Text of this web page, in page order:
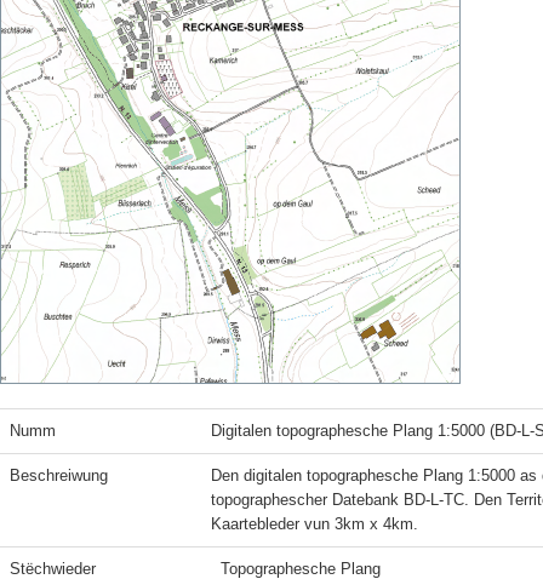
Numm Digitalen topographesche Plang 1:5000 (BD-L-
Beschreiwung
Den digitalen topographesche Plang 1:5000
topographescher Datebank BD-L-TC. Den
Kaartebleder vun 3km x 4km.
Stëchwieder
  Topographesche Plang